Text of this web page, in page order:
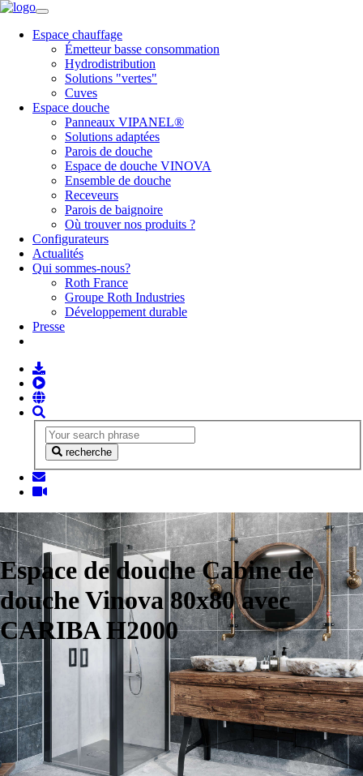
Espace chauffage
Émetteur basse consommation
Hydrodistribution
Solutions "vertes"
Cuves
Espace douche
Panneaux VIPANEL®
Solutions adaptées
Parois de douche
Espace de douche VINOVA
Ensemble de douche
Receveurs
Parois de baignoire
Où trouver nos produits ?
Configurateurs
Actualités
Qui sommes-nous?
Roth France
Groupe Roth Industries
Développement durable
Presse
recherche
Espace de douche Cabine de
douche Vinova 80x80 avec
CARIBA H2000